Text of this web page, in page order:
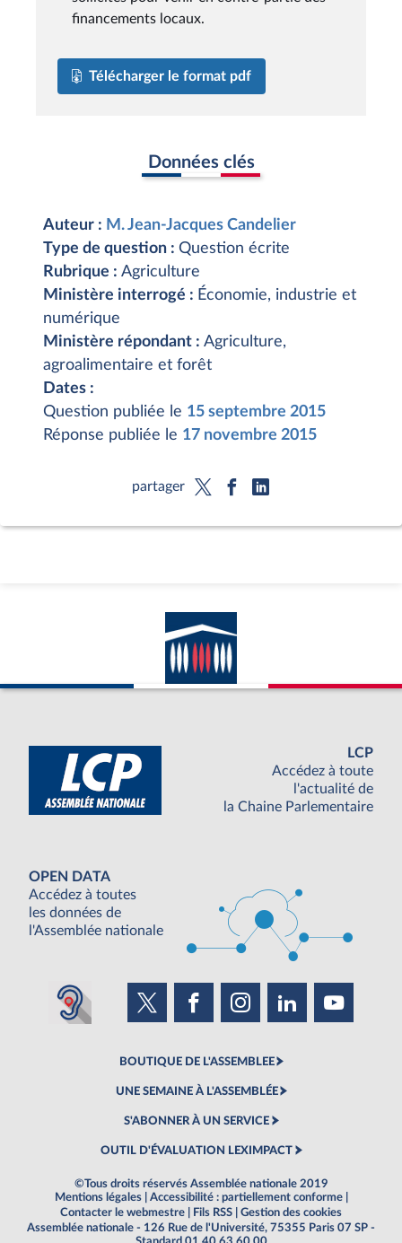
Télécharger le format pdf
Données clés
Auteur : M. Jean-Jacques Candelier
Type de question : Question écrite
Rubrique : Agriculture
Ministère interrogé : Économie, industrie et
numérique
Ministère répondant : Agriculture,
agroalimentaire et forêt
Dates :
Question publiée le 15 septembre 2015
Réponse publiée le 17 novembre 2015
partager
LCP
Accédez à toute
l'actualité de
la Chaine Parlementaire
OPEN DATA
Accédez à toutes
les données de
l'Assemblée nationale
BOUTIQUE DE L'ASSEMBLEE
UNE SEMAINE À L'ASSEMBLÉE
S'ABONNER À UN SERVICE
OUTIL D'ÉVALUATION LEXIMPACT
©Tous droits réservés Assemblée nationale 2019
Mentions légales
Accessibilité : partiellement conforme
Contacter le webmestre
Fils RSS
Gestion des cookies
Assemblée nationale - 126 Rue de l'Université, 75355 Paris 07 SP -